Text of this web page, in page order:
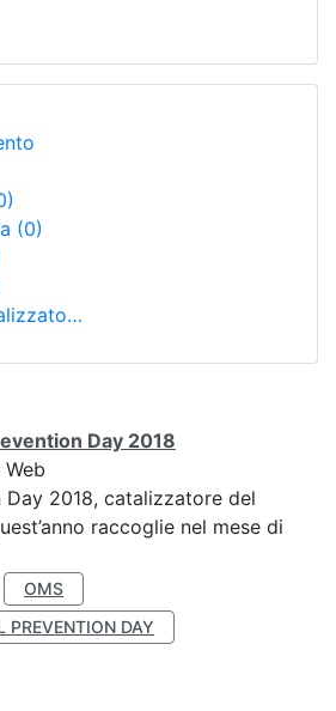
(0)
Day 2018
Day 2018, catalizzatore del
raccoglie nel mese di
OMS
PREVENTION DAY